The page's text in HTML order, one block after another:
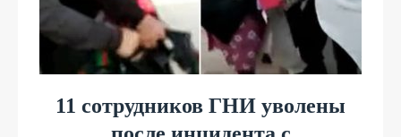
11 сотрудников ГНИ уволены